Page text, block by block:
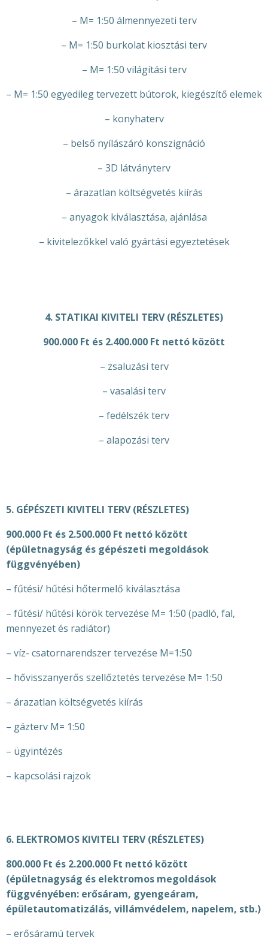
– M= 1:50 álmennyezeti terv
– M= 1:50 burkolat kiosztási terv
– M= 1:50 világítási terv
– M= 1:50 egyedileg tervezett bútorok, kiegészítő elemek
– konyhaterv
– belső nyílászáró konszignáció
– 3D látványterv
– árazatlan költségvetés kiírás
– anyagok kiválasztása, ajánlása
– kivitelezőkkel való gyártási egyeztetések
4. STATIKAI KIVITELI TERV (RÉSZLETES)
900.000 Ft és 2.400.000 Ft nettó között
– zsaluzási terv
– vasalási terv
– fedélszék terv
– alapozási terv
5. GÉPÉSZETI KIVITELI TERV (RÉSZLETES)
900.000 Ft és 2.500.000 Ft nettó között
(épületnagyság és gépészeti megoldások
függvényében)
– fűtési/ hűtési hőtermelő kiválasztása
– fűtési/ hűtési körök tervezése M= 1:50 (padló, fal,
mennyezet és radiátor)
– víz- csatornarendszer tervezése M=1:50
– hővisszanyerős szellőztetés tervezése M= 1:50
– árazatlan költségvetés kiírás
– gázterv M= 1:50
– ügyintézés
– kapcsolási rajzok
6. ELEKTROMOS KIVITELI TERV (RÉSZLETES)
800.000 Ft és 2.200.000 Ft nettó között
(épületnagyság és elektromos megoldások
függvényében: erősáram, gyengeáram,
épületautomatizálás, villámvédelem, napelem, stb.)
– erősáramú tervek